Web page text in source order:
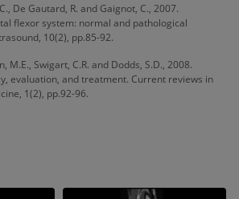
De Gautard, R. and Gaignot, C., 2007.
flexor system: normal and pathological
10(2), pp.85-92.
M.E., Swigart, C.R. and Dodds, S.D., 2008.
evaluation, and treatment. Current reviews in
1(2), pp.92-96.